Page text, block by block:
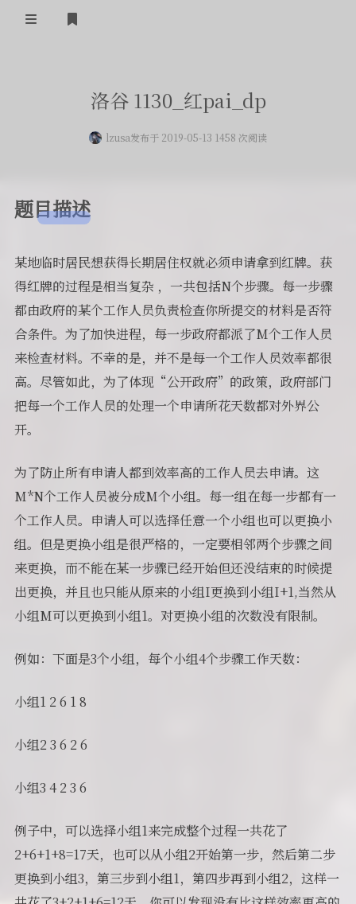
归档
关于
洛谷 1130_红pai_dp
lzusa发布于 2019-05-13 1458 次阅读
题目描述
某地临时居民想获得长期居住权就必须申请拿到红牌。获
得红牌的过程是相当复杂 ，一共包括N个步骤。每一步骤
都由政府的某个工作人员负责检查你所提交的材料是否符
合条件。为了加快进程，每一步政府都派了M个工作人员
来检查材料。不幸的是，并不是每一个工作人员效率都很
高。尽管如此，为了体现“公开政府”的政策，政府部门
把每一个工作人员的处理一个申请所花天数都对外界公
开。
为了防止所有申请人都到效率高的工作人员去申请。这
M*N个工作人员被分成M个小组。每一组在每一步都有一
个工作人员。申请人可以选择任意一个小组也可以更换小
组。但是更换小组是很严格的，一定要相邻两个步骤之间
来更换，而不能在某一步骤已经开始但还没结束的时候提
出更换，并且也只能从原来的小组I更换到小组I+1,当然从
小组M可以更换到小组1。对更换小组的次数没有限制。
例如：下面是3个小组，每个小组4个步骤工作天数：
小组1 2 6 1 8
小组2 3 6 2 6
小组3 4 2 3 6
例子中，可以选择小组1来完成整个过程一共花了
2+6+1+8=17天，也可以从小组2开始第一步，然后第二步
更换到小组3，第三步到小组1，第四步再到小组2，这样一